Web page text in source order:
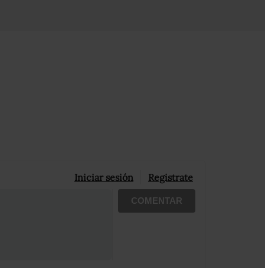
Iniciar sesión Registrate
COMENTAR